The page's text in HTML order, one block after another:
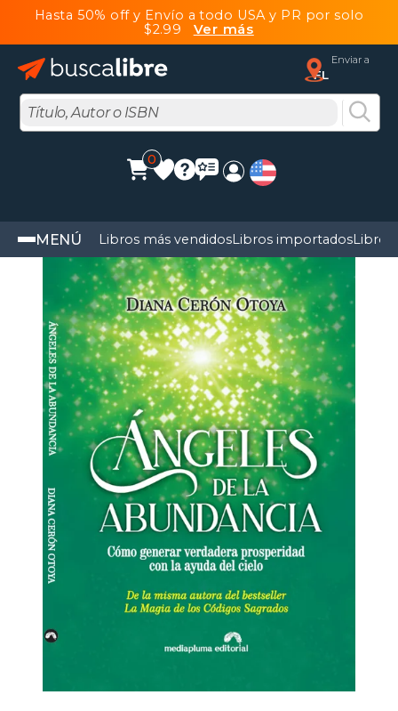
Hasta 50% off y Envío a todo USA y PR por solo
$2.99 Ver más
Enviar a
FL
0
MENÚ Libros más vendidosLibros importadosLibros